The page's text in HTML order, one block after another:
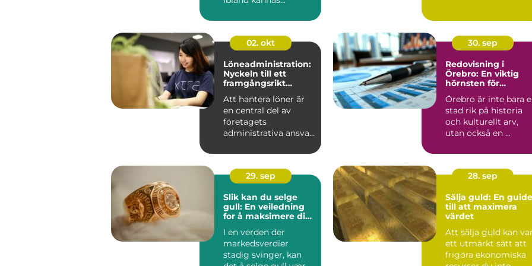
02. okt
Löneadministration:
Nyckeln till ett
framgångsrikt
Att hantera löner är
en central del av
företagets
administrativa ansvar
30. sep
Redovisning i
Örebro: En viktig
hörnsten för
Örebro är inte bara
stad rik på historia
och kulturellt arv,
utan också en ...
29. sep
Slik kan du selge
gull: En veiledning
for å maksimere din
I en verden der
markedsverdier
stadig svinger, kan
28. sep
Sälja guld: En guide
till att maximera
värdet
Att sälja guld kan
ett utmärkt sätt att
frigöra ekonomiska